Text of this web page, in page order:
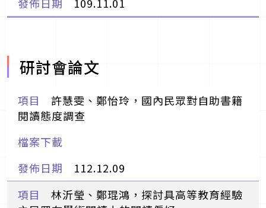
研討會論文
許慧雯、鄭怡玲，國內民眾對自助書籍
閱讀態度調查
112.12.09
林沂瑩、鄭琨鴻，探討具高等教育經驗